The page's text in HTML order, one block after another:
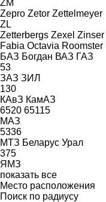
ZM
Zepro Zetor Zettelmeyer
ZL
Zetterbergs Zexel Zinser
Fabia Octavia Roomster
БАЗ Богдан ВАЗ ГАЗ
53
ЗАЗ ЗИЛ
130
КАвЗ КамАЗ
6520 65115
МАЗ
5336
МТЗ Беларус Урал
375
ЯМЗ
показать все
Место расположения
Поиск по радиусу